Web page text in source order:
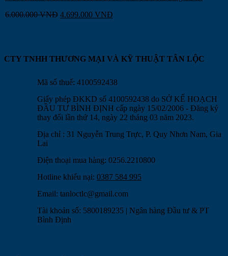
6.000.000VNĐ 4.699.000 VNĐ
CTY TNHH THƯƠNG MẠI VÀ KỸ THUẬT TÂN LỘC
Mã số thuế: 4100592438
Giấy phép ĐKKD số 4100592438 do SỞ KẾ HOẠCH
ĐẦU TƯ BÌNH ĐỊNH cấp ngày 15/02/2006 - Đăng ký
thay đổi lần thứ 14, ngày 22 tháng 03 năm 2023.
Địa chỉ : 31 Nguyễn Trung Trực, P. Quy Nhơn Nam, Gia
Lai
Điện thoại mua hàng: 0256.2210800
Hotline khiếu nại: 0387 584 995
Email: tanloctlc@gmail.com
Tài khoản số: 5800189235 | Ngân hàng Đầu tư & PT
Bình Định